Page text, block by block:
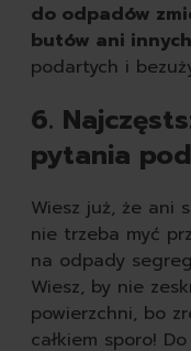
do odpadów
butów ani
podartych i
6.
pytania
Wiesz już, że ani
nie trzeba myć
na odpady
Wiesz, by nie
powierzchni, bo
całkiem sporo!